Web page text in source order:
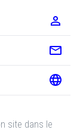
site dans le